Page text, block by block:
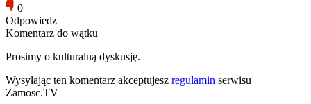
0
Odpowiedz
Komentarz do wątku
Prosimy o kulturalną dyskusję.
Wysyłając ten komentarz akceptujesz regulamin serwisu
Zamosc.TV